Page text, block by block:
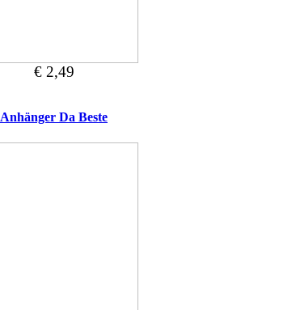
€ 2,49
Anhänger Da Beste